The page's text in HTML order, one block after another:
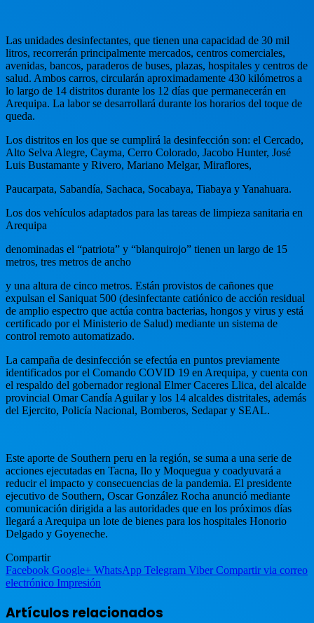
Las unidades desinfectantes, que tienen una capacidad de 30 mil
litros, recorrerán principalmente mercados, centros comerciales,
avenidas, bancos, paraderos de buses, plazas, hospitales y centros de
salud. Ambos carros, circularán aproximadamente 430 kilómetros a
lo largo de 14 distritos durante los 12 días que permanecerán en
Arequipa. La labor se desarrollará durante los horarios del toque de
queda.
Los distritos en los que se cumplirá la desinfección son: el Cercado,
Alto Selva Alegre, Cayma, Cerro Colorado, Jacobo Hunter, José
Luis Bustamante y Rivero, Mariano Melgar, Miraflores,
Paucarpata, Sabandía, Sachaca, Socabaya, Tiabaya y Yanahuara.
Los dos vehículos adaptados para las tareas de limpieza sanitaria en
Arequipa
denominadas el “patriota” y “blanquirojo” tienen un largo de 15
metros, tres metros de ancho
y una altura de cinco metros. Están provistos de cañones que
expulsan el Saniquat 500 (desinfectante catiónico de acción residual
de amplio espectro que actúa contra bacterias, hongos y virus y está
certificado por el Ministerio de Salud) mediante un sistema de
control remoto automatizado.
La campaña de desinfección se efectúa en puntos previamente
identificados por el Comando COVID 19 en Arequipa, y cuenta con
el respaldo del gobernador regional Elmer Caceres Llica, del alcalde
provincial Omar Candía Aguilar y los 14 alcaldes distritales, además
del Ejercito, Policía Nacional, Bomberos, Sedapar y SEAL.
Este aporte de Southern peru en la región, se suma a una serie de
acciones ejecutadas en Tacna, Ilo y Moquegua y coadyuvará a
reducir el impacto y consecuencias de la pandemia. El presidente
ejecutivo de Southern, Oscar González Rocha anunció mediante
comunicación dirigida a las autoridades que en los próximos días
llegará a Arequipa un lote de bienes para los hospitales Honorio
Delgado y Goyeneche.
Compartir
Facebook Google+ WhatsApp Telegram Viber Compartir via correo
electrónico Impresión
Artículos relacionados